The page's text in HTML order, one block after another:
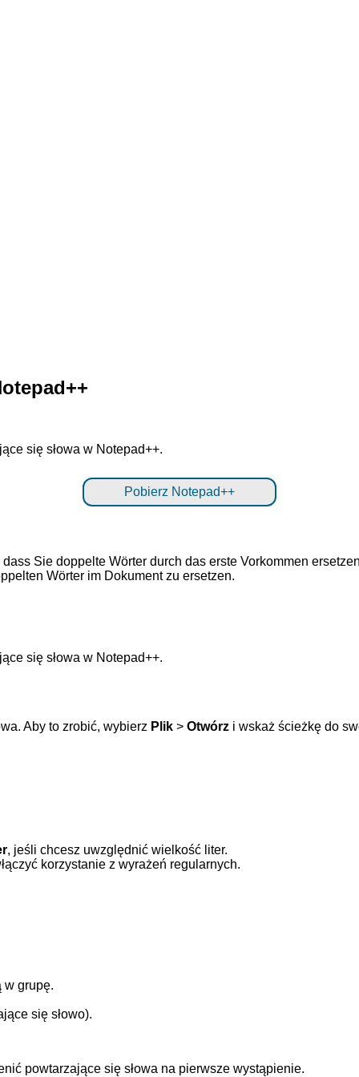
się słowa w Notepad++.
Pobierz Notepad++
Sie doppelte Wörter durch das erste Vorkommen
Wörter im Dokument zu ersetzen.
się słowa w Notepad++.
Aby to zrobić, wybierz Plik > Otwórz i wskaż ścieżkę do
, jeśli chcesz uwzględnić wielkość liter.
korzystanie z wyrażeń regularnych.
w grupę.
się słowo).
powtarzające się słowa na pierwsze wystąpienie.